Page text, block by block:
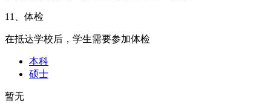
11、体检
在抵达学校后，学生需要参加体检
本科
硕士
暂无